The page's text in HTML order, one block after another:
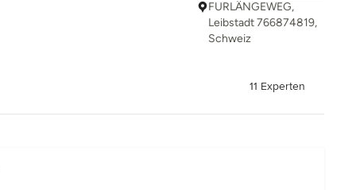
FURLÄNGEWEG,
Leibstadt 766874819,
Schweiz
11 Experten